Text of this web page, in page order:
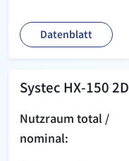
Datenblatt
Systec HX-150 2D
Nutzraum total /
nominal: